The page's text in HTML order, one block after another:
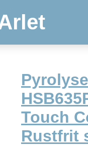
Touch
Rustfrit